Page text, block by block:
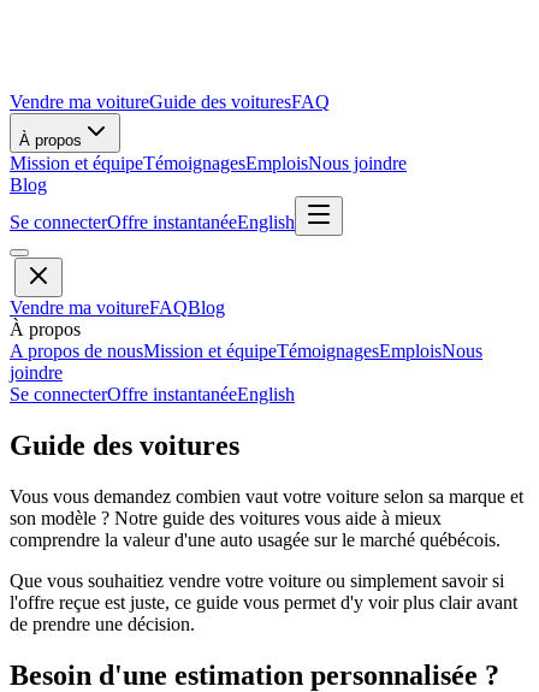
Vendre ma voitureGuide des voituresFAQ
À propos
Mission et équipeTémoignagesEmploisNous joindre
Blog
Se connecterOffre instantanéeEnglish
Vendre ma voitureFAQBlog
À propos
A propos de nousMission et équipeTémoignagesEmploisNous
joindre
Se connecterOffre instantanéeEnglish
Guide des voitures
Vous vous demandez combien vaut votre voiture selon sa marque et
son modèle ? Notre guide des voitures vous aide à mieux
comprendre la valeur d'une auto usagée sur le marché québécois.
Que vous souhaitiez vendre votre voiture ou simplement savoir si
l'offre reçue est juste, ce guide vous permet d'y voir plus clair avant
de prendre une décision.
Besoin d'une estimation personnalisée ?